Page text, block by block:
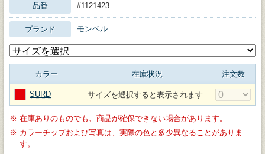
品番 #1121423
ブランド モンベル
カラー 在庫状況 注文数
SURD サイズを選択すると表示されます
※ 在庫ありのものでも、商品が確保できない場合があります。
※ カラーチップおよび写真は、実際の色と多少異なることがありま
す。